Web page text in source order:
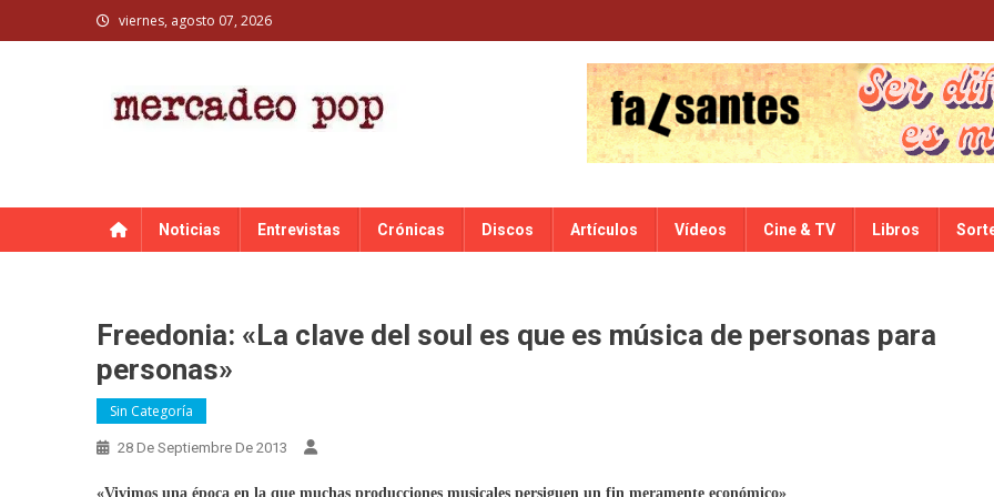
to
viernes, agosto 07, 2026
Noticias Entrevistas Crónicas Discos Artículos Vídeos Cine & TV Libros
Freedonia: «La clave del soul es que es música de personas para
personas»
Sin Categoría
28 De Septiembre De 2013
«Vivimos una época en la que muchas producciones musicales persiguen un fin meramente económico»